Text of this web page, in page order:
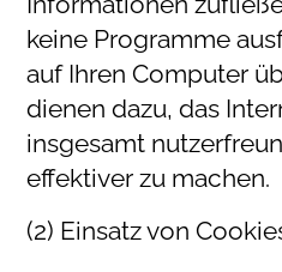
keine Programme
auf Ihren Computer
dienen dazu, das
insgesamt
effektiver zu machen.
(2) Einsatz von